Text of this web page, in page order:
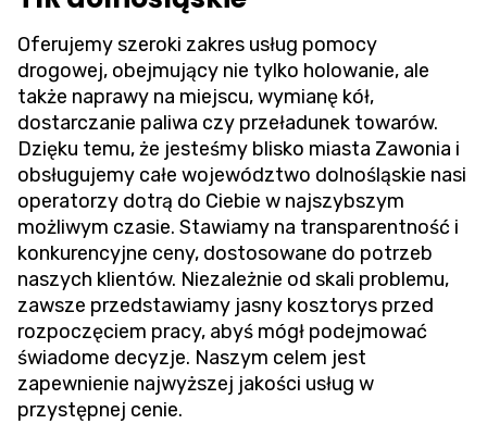
Oferujemy szeroki zakres usług pomocy
drogowej, obejmujący nie tylko holowanie, ale
także naprawy na miejscu, wymianę kół,
dostarczanie paliwa czy przeładunek towarów.
Dzięku temu, że jesteśmy blisko miasta Zawonia i
obsługujemy całe województwo dolnośląskie nasi
operatorzy dotrą do Ciebie w najszybszym
możliwym czasie. Stawiamy na transparentność i
konkurencyjne ceny, dostosowane do potrzeb
naszych klientów. Niezależnie od skali problemu,
zawsze przedstawiamy jasny kosztorys przed
rozpoczęciem pracy, abyś mógł podejmować
świadome decyzje. Naszym celem jest
zapewnienie najwyższej jakości usług w
przystępnej cenie.